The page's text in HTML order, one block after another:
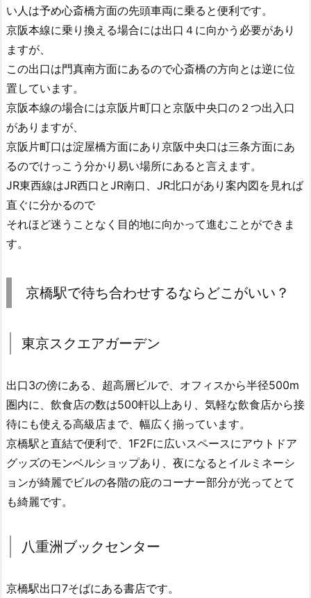
い人は予め心斎橋方面の先頭車両に乗ると便利です。
京阪本線に乗り換える場合には出口４に向かう必要があり
ますが、
この出口は門真南方面にあるので心斎橋の方向とは逆に位
置しています。
京阪本線の場合には京阪片町口と京阪中央口の２つ出入口
がありますが、
京阪片町口は淀屋橋方面にあり京阪中央口は三条方面にあ
るのでけっこう分かり易い場所にあると言えます。
JR東西線はJR西口とJR南口、JR北口があり案内図を見れば
直ぐに分かるので
それほど迷うことなく目的地に向かって進むことができま
す。
京橋駅で待ち合わせするならどこがいい？
東京スクエアガーデン
出口3の傍にある、超高層ビルで、オフィスから半径500m
圏内に、飲食店の数は500軒以上あり、気軽な飲食店から接
待にも使える高級店まで、幅広く揃っています。
京橋駅と直結で便利で、1F2Fに広いスペースにアウトドア
グッズのモンベルショップあり、夜になるとイルミネーシ
ョンが綺麗でビルの各階の庇のコーナー部分が光ってとて
も綺麗です。
八重洲ブックセンター
京橋駅出口7そばにある書店です。